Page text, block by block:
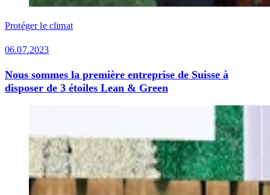
Protéger le climat
06.07.2023
Nous sommes la première entreprise de Suisse à
disposer de 3 étoiles Lean & Green